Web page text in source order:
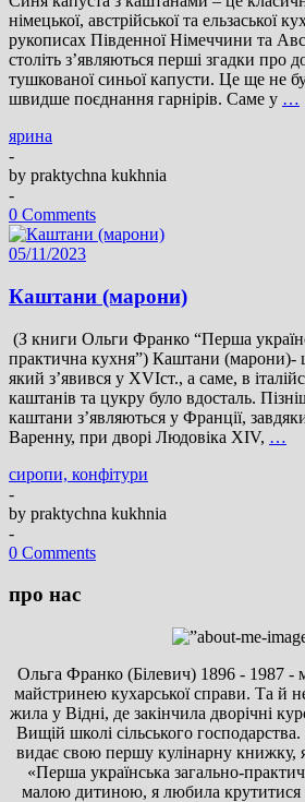
німецької, австрійської та ельзаської
рукописах Південної Німеччини та
століть з’являються перші згадки про
тушкованої синьої капусти. Це ще не
швидше поєднання гарнірів. Саме у …
ярина
-
by praktychna kukhnia
-
0 Comments
05/11/2023
Каштани (марони)
(З книги Ольги Франко “Перша
практична кухня”) Каштани (марони)-
який з’явився у XVIст., а саме, в
каштанів та цукру було вдосталь.
каштани з’являються у Франції,
Варенну, при дворі Людовіка ХІV, …
сиропи, конфітури
-
by praktychna kukhnia
-
0 Comments
про нас
Ольга Франко (Білевич) 1896 - 1987 -
майстринею кухарської справи. Та й
жила у Відні, де закінчила дворічні
Вищій школі сільського
видає свою першу кулінарну книжку,
«Перша українська загально-
малою дитиною, я любила крутитися